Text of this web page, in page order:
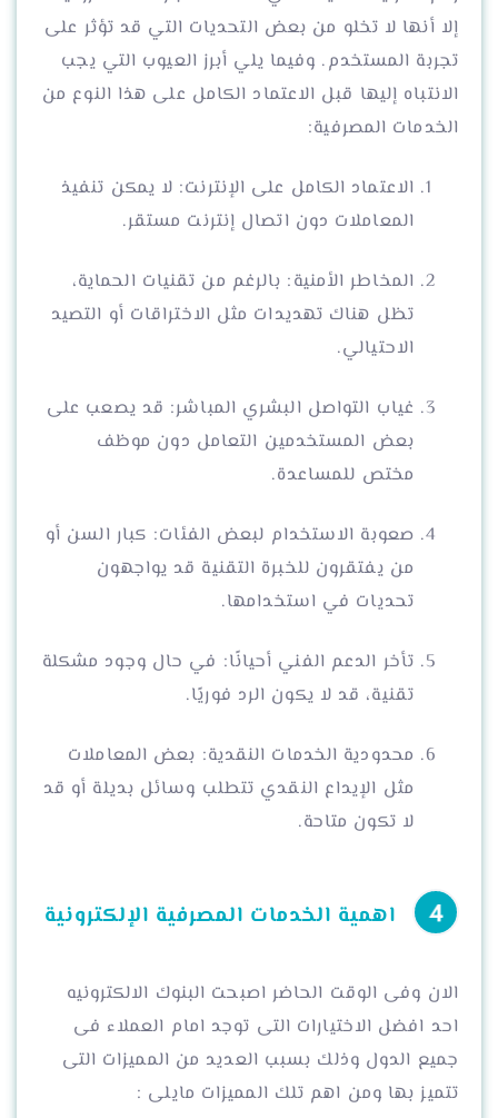
إلا أنها لا تخلو من بعض التحديات التي قد تؤثر على
تجربة المستخدم. وفيما يلي أبرز العيوب التي يجب
الانتباه إليها قبل الاعتماد الكامل على هذا النوع من
الخدمات المصرفية:
الاعتماد الكامل على الإنترنت: لا يمكن تنفيذ
المعاملات دون اتصال إنترنت مستقر.
المخاطر الأمنية: بالرغم من تقنيات الحماية،
تظل هناك تهديدات مثل الاختراقات أو التصيد
الاحتيالي.
غياب التواصل البشري المباشر: قد يصعب على
بعض المستخدمين التعامل دون موظف
مختص للمساعدة.
صعوبة الاستخدام لبعض الفئات: كبار السن أو
من يفتقرون للخبرة التقنية قد يواجهون
تحديات في استخدامها.
تأخر الدعم الفني أحيانًا: في حال وجود مشكلة
تقنية، قد لا يكون الرد فوريًا.
محدودية الخدمات النقدية: بعض المعاملات
مثل الإيداع النقدي تتطلب وسائل بديلة أو قد
لا تكون متاحة.
اهمية الخدمات المصرفية الإلكترونية
الان وفى الوقت الحاضر اصبحت البنوك الالكترونيه
احد افضل الاختيارات التى توجد امام العملاء فى
جميع الدول وذلك بسبب العديد من المميزات التى
تتميز بها ومن اهم تلك المميزات مايلى :